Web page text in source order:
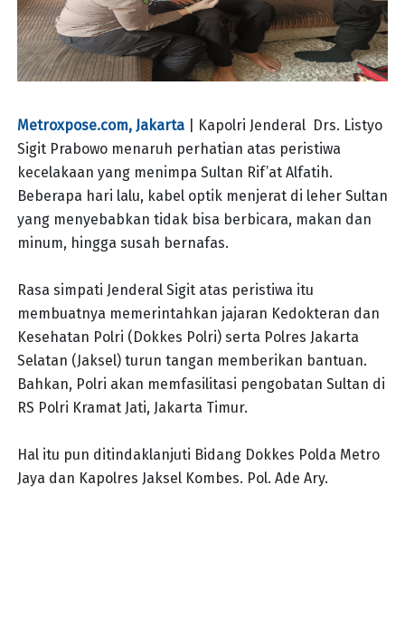
Metroxpose.com, Jakarta| Kapolri Jenderal Drs. Listyo
Sigit Prabowo menaruh perhatian atas peristiwa
kecelakaan yang menimpa Sultan Rif’at Alfatih.
Beberapa hari lalu, kabel optik menjerat di leher Sultan
yang menyebabkan tidak bisa berbicara, makan dan
minum, hingga susah bernafas.
Rasa simpati Jenderal Sigit atas peristiwa itu
membuatnya memerintahkan jajaran Kedokteran dan
Kesehatan Polri (Dokkes Polri) serta Polres Jakarta
Selatan (Jaksel) turun tangan memberikan bantuan.
Bahkan, Polri akan memfasilitasi pengobatan Sultan di
RS Polri Kramat Jati, Jakarta Timur.
Hal itu pun ditindaklanjuti Bidang Dokkes Polda Metro
Jaya dan Kapolres Jaksel Kombes. Pol. Ade Ary.